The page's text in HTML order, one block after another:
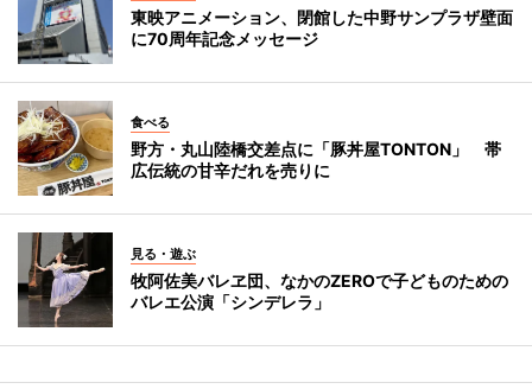
東映アニメーション、閉館した中野サンプラザ壁面
に70周年記念メッセージ
食べる
野方・丸山陸橋交差点に「豚丼屋TONTON」 帯
広伝統の甘辛だれを売りに
見る・遊ぶ
牧阿佐美バレヱ団、なかのZEROで子どものための
バレエ公演「シンデレラ」